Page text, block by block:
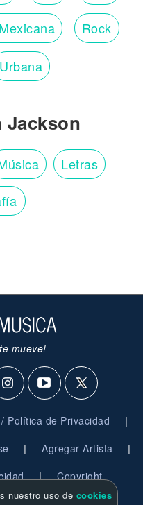
Rock
Urbana
Jackson
Letras
mueve!
Política de Privacidad |
| Agregar Artista |
| Copyright
nuestro uso de cookies